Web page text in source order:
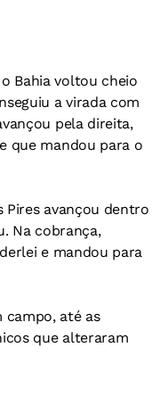
Bahia voltou cheio
a virada com
pela direita,
que mandou para o
Pires avançou dentro
Na cobrança,
e mandou para
campo, até as
que alteraram